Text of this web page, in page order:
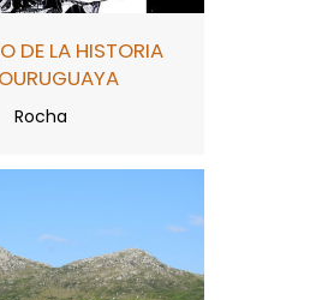
DE LA HISTORIA
Rocha